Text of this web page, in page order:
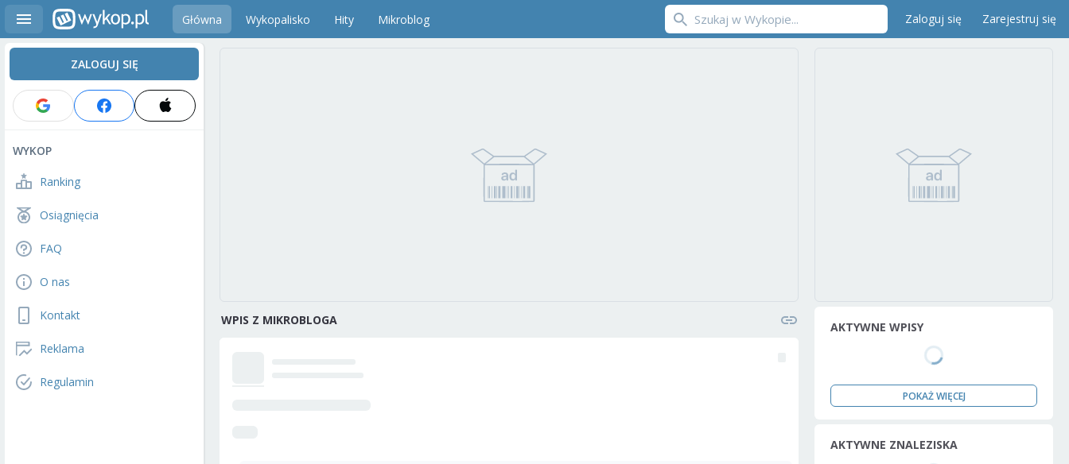
Główna Wykopalisko Hity Mikroblog Zaloguj się Zarejestruj się
ZALOGUJ SIĘ
WYKOP
Ranking
Osiągnięcia
FAQ
O nas
Kontakt
Reklama
Regulamin
WPIS Z MIKROBLOGA AKTYWNE WPISY
POKAŻ WIĘCEJ
AKTYWNE ZNALEZISKA